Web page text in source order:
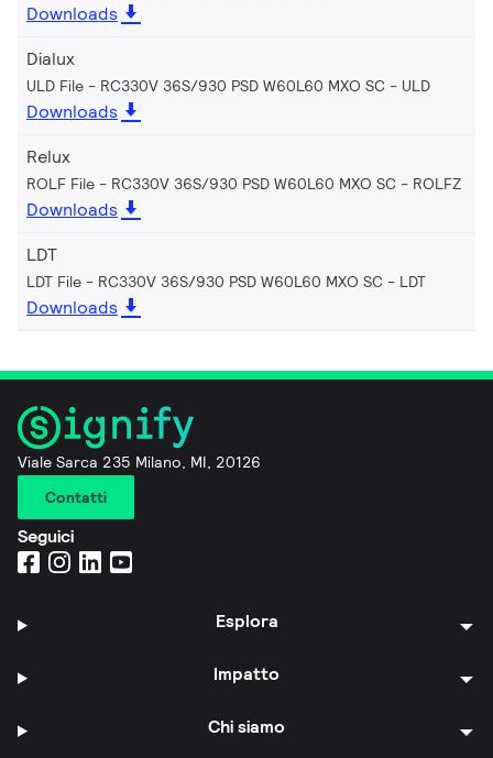
Downloads
Dialux
ULD File - RC330V 36S/930 PSD W60L60 MXO SC ULD
Downloads
Relux
ROLF File - RC330V 36S/930 PSD W60L60 MXO SC ROLFZ
Downloads
LDT
LDT File - RC330V 36S/930 PSD W60L60 MXO SC LDT
Downloads
Viale Sarca 235 Milano, MI, 20126
Contatti
Seguici
Esplora
Impatto
Chi siamo